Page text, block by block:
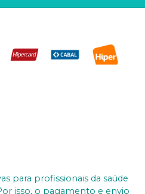
para profissionais da saúde
isso, o pagamento e envio